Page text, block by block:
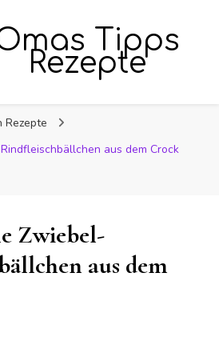
Tipps
Rezepte
Rezepte
aus dem Crock
Zwiebel-
aus dem